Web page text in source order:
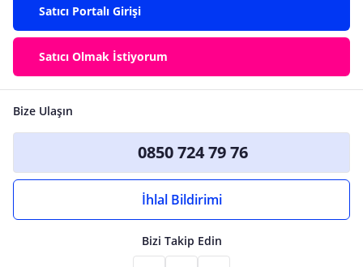
Satıcı Portalı Girişi
Satıcı Olmak İstiyorum
Bize Ulaşın
0850 724 79 76
İhlal Bildirimi
Bizi Takip Edin